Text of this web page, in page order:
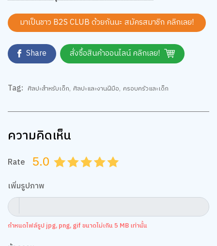
มาเป็นชาว B2S CLUB ด้วยกันนะ สมัครสมาชิกคลิกเลย!
Share สั่งซื้อสินค้าออนไลน์ คลิกเลย!
Tag: ศิลปะสำหรับเด็ก ศิลปะและงานฝีมือ ครอบครัวและเด็ก
ความคิดเห็น
Rate 5.0 4.5
4.0
3.5
3.0
2.5
2.0
1.5
1.0
0.5
เพิ่มรูปภาพ
กำหนดไฟล์รูป jpg, png, gif ขนาดไม่เกิน 5 MB เท่านั้น